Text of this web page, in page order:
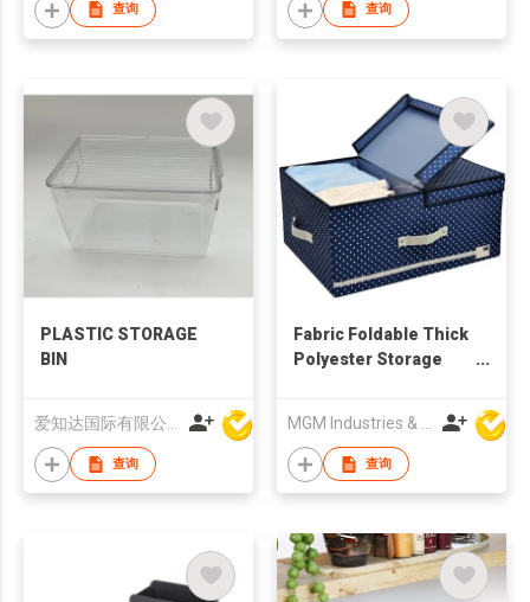
查询 查询
PLASTIC STORAGE
BIN
查询
Fabric Foldable Thick
Polyester Storage
查询